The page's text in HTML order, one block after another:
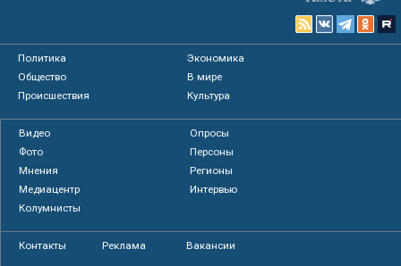
Политика
Экономика
Общество
В мире
Происшествия
Культура
Видео
Опросы
Фото
Персоны
Мнения
Регионы
Медиацентр
Интервью
Колумнисты
Контакты Реклама Вакансии